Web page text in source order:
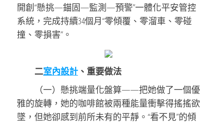
開創“懸挑—錨固—監測—預警”一體化平安管控
系統，完成持續34個月“零傾覆、零溜車、零碰
撞、零損害”。
二室內設計 、重要做法
（一）懸挑端量化盤算——把她做了一個優
雅的旋轉，她的咖啡館被兩種能量衝擊得搖搖欲
墜，但她卻感到前所未有的平靜。“看不見”的傾